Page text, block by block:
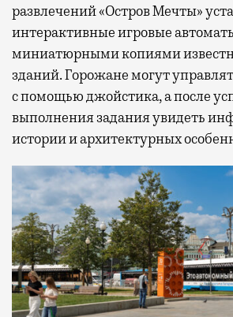
развлечений «Остров Мечты»
интерактивные игровые
миниатюрными копиями
зданий. Горожане могут
с помощью джойстика, а после
выполнения задания увидеть
истории и архитектурных